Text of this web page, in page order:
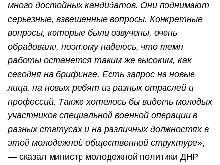
много достойных кандидатов. Они поднимают
серьезные, взвешенные вопросы. Конкретные
вопросы, которые были озвучены, очень
обрадовали, поэтому надеюсь, что темп
работы останется таким же высоким, как
сегодня на брифинге. Есть запрос на новые
лица, на новых ребят из разных отраслей и
профессий. Также хотелось бы видеть молодых
участников специальной военной операции в
разных статусах и на различных должностях в
этой молодежной общественной структуре»,
— сказал министр молодежной политики ДНР